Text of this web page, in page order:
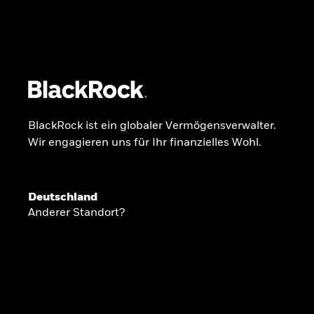
INSIDE THE MARKET
BlackRock ist ein globaler Vermögensverwalter.
Wir engagieren uns für Ihr finanzielles Wohl.
Deutschland
Anderer Standort?